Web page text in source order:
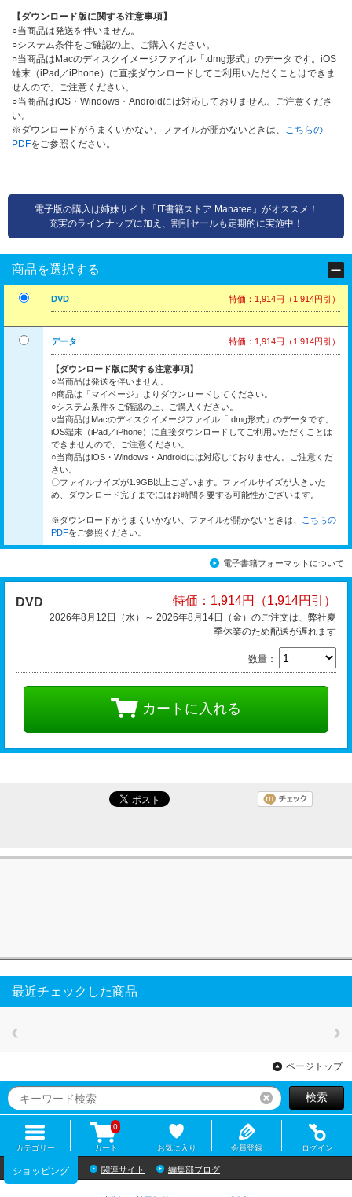
【ダウンロード版に関する注意事項】
○当商品は発送を伴いません。
○システム条件をご確認の上、ご購入ください。
○当商品はMacのディスクイメージファイル「.dmg形式」のデータです。iOS
端末（iPad／iPhone）に直接ダウンロードしてご利用いただくことはできま
せんので、ご注意ください。
○当商品はiOS・Windows・Androidには対応しておりません。ご注意くださ
い。
※ダウンロードがうまくいかない、ファイルが開かないときは、 こちらの
PDFをご参照ください。
電子版の購入は姉妹サイト「IT書籍ストア Manatee」がオススメ！
充実のラインナップに加え、割引セールも定期的に実施中！
商品を選択する
DVD 特価：1,914円（1,914円引）
データ 特価：1,914円（1,914円引）
【ダウンロード版に関する注意事項】
○当商品は発送を伴いません。
○商品は「マイページ」よりダウンロードしてください。
○システム条件をご確認の上、ご購入ください。
○当商品はMacのディスクイメージファイル「.dmg形式」のデータです。
iOS端末（iPad／iPhone）に直接ダウンロードしてご利用いただくことは
できませんので、ご注意ください。
○当商品はiOS・Windows・Androidには対応しておりません。ご注意くだ
さい。
〇ファイルサイズが1.9GB以上ございます。ファイルサイズが大きいた
め、ダウンロード完了までにはお時間を要する可能性がございます。
※ダウンロードがうまくいかない、ファイルが開かないときは、
こちらの
PDFをご参照ください。
電子書籍フォーマットについて
DVD 特価：1,914円（1,914円引）
2026年8月12日（水）～ 2026年8月14日（金）のご注文は、弊社夏
季休業のため配送が遅れます
数量：
カートに入れる
最近チェックした商品
ページトップ
リセット検索
カテゴリー カート
0
お気に入り 会員登録 ログイン
ショッピング 関連サイト 編集部ブログ